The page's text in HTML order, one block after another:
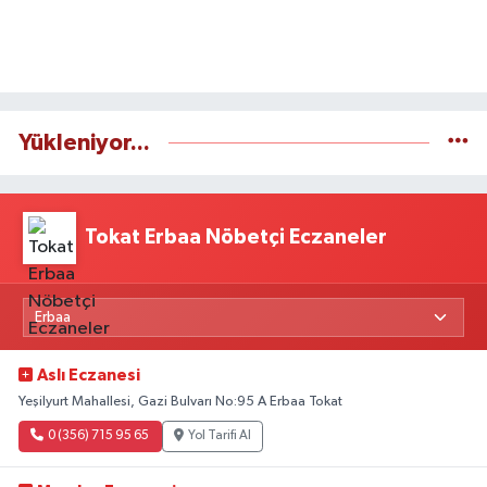
Yükleniyor...
Tokat Erbaa Nöbetçi Eczaneler
Aslı Eczanesi
Yeşilyurt Mahallesi, Gazi Bulvarı No:95 A Erbaa Tokat
0 (356) 715 95 65 Yol Tarifi Al